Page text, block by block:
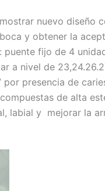
nuevo diseño
y obtener la
puente fijo de 4
a nivel de
por presencia de
de alta
labial y mejorar la